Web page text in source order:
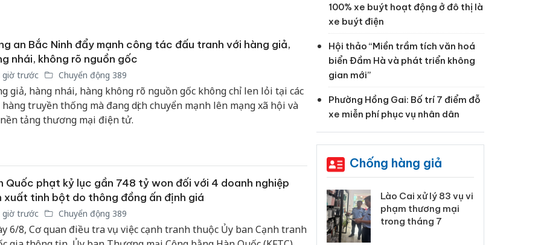
an Bắc Ninh đẩy mạnh công tác đấu tranh với hàng giả,
nhái, không rõ nguồn gốc
giờ trước Chuyển động 389
giả, hàng nhái, hàng không rõ nguồn gốc không chỉ len lỏi tại các
hàng truyền thống mà đang dịch chuyển mạnh lên mạng xã hội và
nền tảng thương mại điện tử.
Quốc phạt kỷ lục gần 748 tỷ won đối với 4 doanh nghiệp
xuất tinh bột do thông đồng ấn định giá
giờ trước Chuyển động 389
6/8, Cơ quan điều tra vụ việc cạnh tranh thuộc Ủy ban Cạnh tranh
100% xe buýt hoạt động ở đô thị là
xe buýt điện
Hội thảo “Miền trầm tích văn hoá
biển Đầm Hà và phát triển không
gian mới”
Phường Hồng Gai: Bố trí 7 điểm đỗ
xe miễn phí phục vụ nhân dân
Chống hàng giả
bán yến sào giả
Lào Cai xử lý 83 vụ vi
phạm thương mại
trong tháng 7